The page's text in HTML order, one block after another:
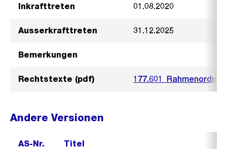
Inkrafttreten 01.08.2020
Ausserkrafttreten 31.12.2025
Bemerkungen
Rechtstexte (pdf)
Andere Versionen
AS-Nr. Titel